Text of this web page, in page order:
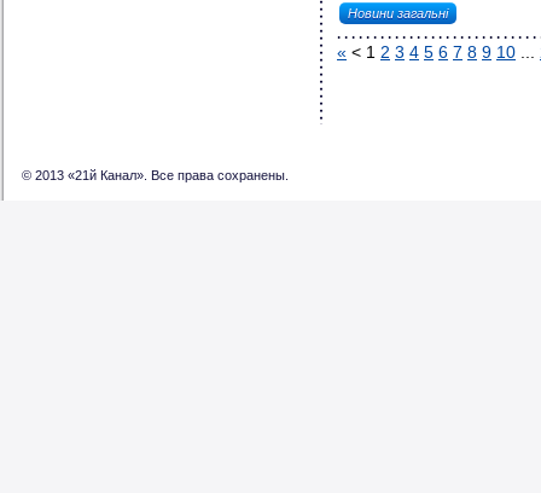
Новини загальні
« < 1 2 3 4 5 6 7 8 9 10
© 2013 «21й Канал». Все права сохранены.